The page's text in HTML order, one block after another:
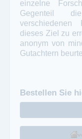
einzelne
Gegenteil
verschiedenen
dieses Ziel zu
anonym von
Gutachtern
Bestellen Sie